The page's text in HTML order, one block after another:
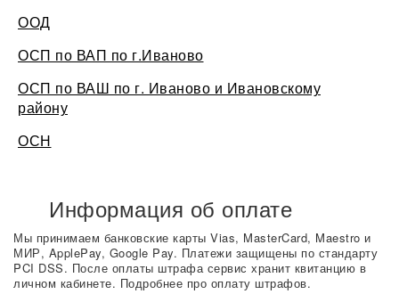
ООД
ОСП по ВАП по г.Иваново
ОСП по ВАШ по г. Иваново и Ивановскому
району
ОСН
Информация об оплате
Мы принимаем банковские карты Vias, MasterCard, Maestro и
МИР, ApplePay, Google Pay. Платежи защищены по стандарту
PCI DSS. После оплаты штрафа сервис хранит квитанцию в
личном кабинете. Подробнее про оплату штрафов.